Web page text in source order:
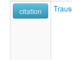
citation